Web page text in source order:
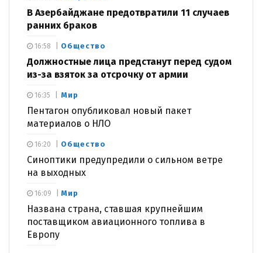
В Азербайджане предотвратили 11 случаев
ранних браков
Общество
Должностные лица предстанут перед судом
из-за взяток за отсрочку от армии
16:58
Мир
Пентагон опубликовал новый пакет
материалов о НЛО
16:35
Общество
Синоптики предупредили о сильном ветре
на выходных
16:20
Мир
Названа страна, ставшая крупнейшим
поставщиком авиационного топлива в
Европу
16:09